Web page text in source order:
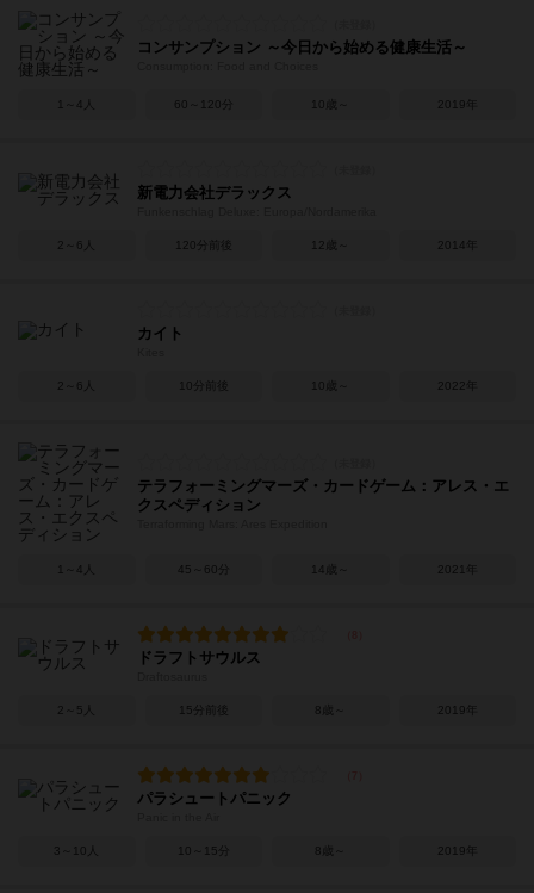
コンサンプション ～今日から始める健康生活～
1～4人 60～120分 10歳～ 2019年
新電力会社デラックス
2～6人 120分前後 12歳～ 2014年
カイト
2～6人 10分前後 10歳～ 2022年
テラフォーミングマーズ・カードゲーム：アレス・エ
クスペディション
1～4人 45～60分 14歳～ 2021年
ドラフトサウルス
2～5人 15分前後 8歳～ 2019年
パラシュートパニック
3～10人 10～15分 8歳～ 2019年